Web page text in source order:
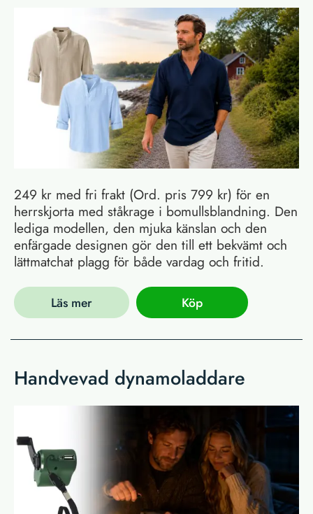
249 kr med fri frakt (Ord. pris 799 kr) för en
herrskjorta med ståkrage i bomullsblandning. Den
lediga modellen, den mjuka känslan och den
enfärgade designen gör den till ett bekvämt och
lättmatchat plagg för både vardag och fritid.
Läs mer Köp
Handvevad dynamoladdare